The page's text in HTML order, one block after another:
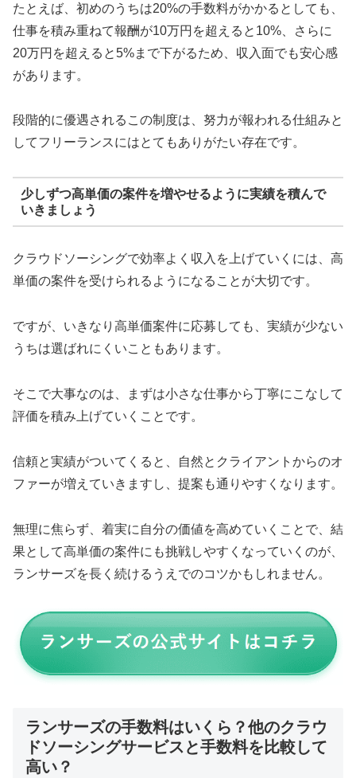
たとえば、初めのうちは20%の手数料がかかるとしても、
仕事を積み重ねて報酬が10万円を超えると10%、さらに
20万円を超えると5%まで下がるため、収入面でも安心感
があります。
段階的に優遇されるこの制度は、努力が報われる仕組みと
してフリーランスにはとてもありがたい存在です。
少しずつ高単価の案件を増やせるように実績を積んで
いきましょう
クラウドソーシングで効率よく収入を上げていくには、高
単価の案件を受けられるようになることが大切です。
ですが、いきなり高単価案件に応募しても、実績が少ない
うちは選ばれにくいこともあります。
そこで大事なのは、まずは小さな仕事から丁寧にこなして
評価を積み上げていくことです。
信頼と実績がついてくると、自然とクライアントからのオ
ファーが増えていきますし、提案も通りやすくなります。
無理に焦らず、着実に自分の価値を高めていくことで、結
果として高単価の案件にも挑戦しやすくなっていくのが、
ランサーズを長く続けるうえでのコツかもしれません。
ランサーズの手数料はいくら？他のクラウ
ドソーシングサービスと手数料を比較して
高い？